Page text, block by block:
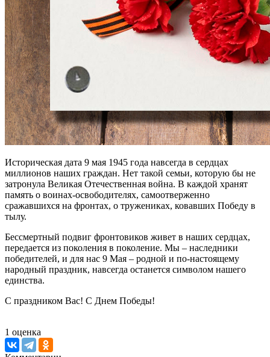
Историческая дата 9 мая 1945 года навсегда в сердцах
миллионов наших граждан. Нет такой семьи, которую бы не
затронула Великая Отечественная война. В каждой хранят
память о воинах-освободителях, самоотверженно
сражавшихся на фронтах, о тружениках, ковавших Победу в
тылу.
Бессмертный подвиг фронтовиков живет в наших сердцах,
передается из поколения в поколение. Мы – наследники
победителей, и для нас 9 Мая – родной и по-настоящему
народный праздник, навсегда останется символом нашего
единства.
С праздником Вас! С Днем Победы!
1 оценка